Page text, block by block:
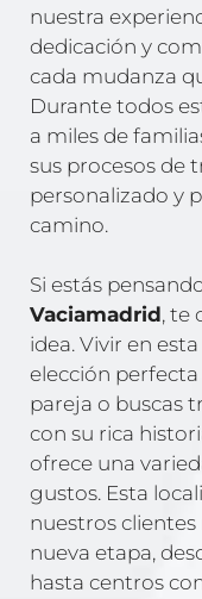
nuestra
dedicación y
cada mudanza
Durante todos
a miles de
sus procesos de
personalizado y
camino.
Si estás
Vaciamadrid, te
idea. Vivir en
elección perfecta
pareja o buscas
con su rica
ofrece una
gustos. Esta
nuestros
nueva etapa,
hasta centros